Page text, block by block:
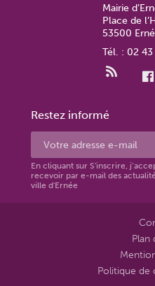
Mairie
Place de
53500
Tél. : 02
Restez informé
En cliquant sur S'inscrire,
recevoir par e-mail des
ville d'Ernée
Plan
Politique de